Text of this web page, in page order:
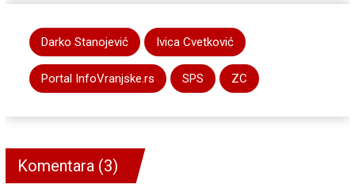
Darko Stanojević Ivica Cvetković
Portal InfoVranjske.rs SPS ZC
Komentara (3)